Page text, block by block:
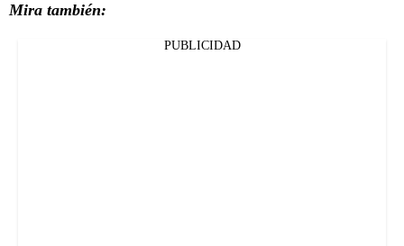
Mira también:
PUBLICIDAD